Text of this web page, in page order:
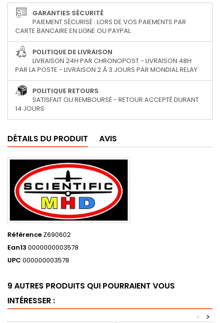
GARANTIES SÉCURITÉ
PAIEMENT SÉCURISÉ : LORS DE VOS PAIEMENTS PAR
CARTE BANCAIRE EN LIGNE OU PAYPAL
POLITIQUE DE LIVRAISON
LIVRAISON 24H PAR CHRONOPOST - LIVRAISON 48H
PAR LA POSTE - LIVRAISON 2 À 3 JOURS PAR MONDIAL RELAY
POLITIQUE RETOURS
SATISFAIT OU REMBOURSÉ - RETOUR ACCEPTÉ DURANT
14 JOURS
DÉTAILS DU PRODUIT AVIS
Référence Z690602
Ean13 0000000003578
UPC 000000003578
9 AUTRES PRODUITS QUI POURRAIENT VOUS
INTÉRESSER :
>
<